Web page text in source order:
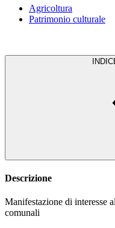
Agricoltura
Patrimonio culturale
Descrizione
Manifestazione di interesse
comunali